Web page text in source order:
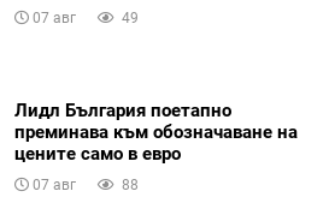
07 авг 49
Лидл България поетапно
преминава към обозначаване на
цените само в евро
07 авг 88